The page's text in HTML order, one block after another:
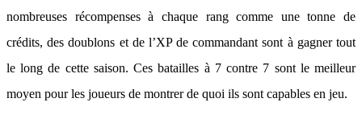
nombreuses récompenses à chaque rang comme une tonne de
crédits, des doublons et de l’XP de commandant sont à gagner tout
le long de cette saison. Ces batailles à 7 contre 7 sont le meilleur
moyen pour les joueurs de montrer de quoi ils sont capables en jeu.